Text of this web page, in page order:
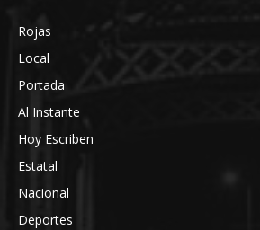
Rojas
Local
Portada
Al Instante
Hoy Escriben
Estatal
Nacional
Deportes